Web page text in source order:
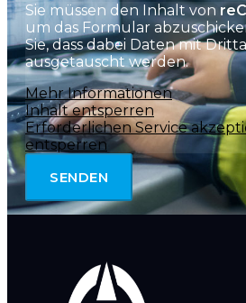
Sie müssen den Inhalt von
um das Formular
Sie, dass dabei Daten mit
ausgetauscht werden.
Mehr Informationen
Inhalt entsperren
Erforderlichen Service
entsperren
SENDEN